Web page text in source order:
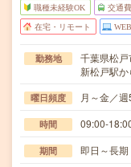
職種未経験OK 交通
在宅・リモート
勤務地
千葉県松戸
新松戸駅
曜日頻度 月～金／週
時間 09:00-
期間 即日～長